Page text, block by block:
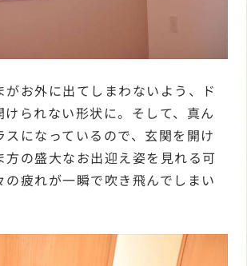
がお外に出てしまわないよう、ド
けられない形状に。そして、真ん
スになっているので、玄関を開け
方の盛大なお出迎え姿を見れる可
の疲れが一瞬で吹き飛んでしまい